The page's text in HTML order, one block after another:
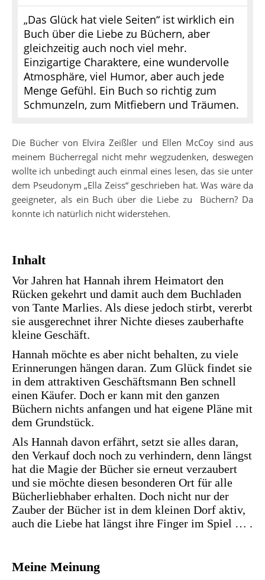
„Das Glück hat viele Seiten“ ist wirklich ein
Buch über die Liebe zu Büchern, aber
gleichzeitig auch noch viel mehr.
Einzigartige Charaktere, eine wundervolle
Atmosphäre, viel Humor, aber auch jede
Menge Gefühl. Ein Buch so richtig zum
Schmunzeln, zum Mitfiebern und Träumen.
Die Bücher von Elvira Zeißler und Ellen McCoy sind aus
meinem Bücherregal nicht mehr wegzudenken, deswegen
wollte ich unbedingt auch einmal eines lesen, das sie unter
dem Pseudonym „Ella Zeiss“ geschrieben hat. Was wäre da
geeigneter, als ein Buch über die Liebe zu Büchern? Da
konnte ich natürlich nicht widerstehen.
Inhalt
Vor Jahren hat Hannah ihrem Heimatort den
Rücken gekehrt und damit auch dem Buchladen
von Tante Marlies. Als diese jedoch stirbt, vererbt
sie ausgerechnet ihrer Nichte dieses zauberhafte
kleine Geschäft.
Hannah möchte es aber nicht behalten, zu viele
Erinnerungen hängen daran. Zum Glück findet sie
in dem attraktiven Geschäftsmann Ben schnell
einen Käufer. Doch er kann mit den ganzen
Büchern nichts anfangen und hat eigene Pläne mit
dem Grundstück.
Als Hannah davon erfährt, setzt sie alles daran,
den Verkauf doch noch zu verhindern, denn längst
hat die Magie der Bücher sie erneut verzaubert
und sie möchte diesen besonderen Ort für alle
Bücherliebhaber erhalten. Doch nicht nur der
Zauber der Bücher ist in dem kleinen Dorf aktiv,
auch die Liebe hat längst ihre Finger im Spiel … .
Meine Meinung